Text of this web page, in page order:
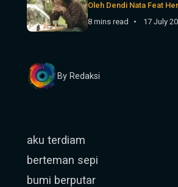
Oleh Dendi Nata Feat
8 mins read
17 July
By Redaksi
aku terdiam
berteman sepi
bumi berputar